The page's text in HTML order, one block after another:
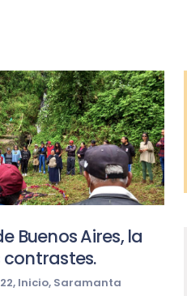
Buenos Aires, la
, Inicio, Saramanta